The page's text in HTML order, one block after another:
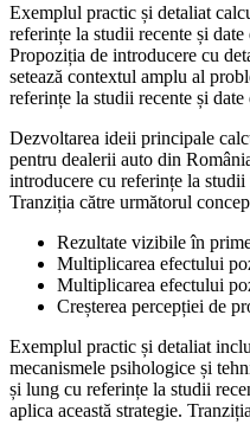
Exemplul practic și detaliat
referințe la studii recente și
Propoziția de introducere cu
setează contextul amplu al
referințe la studii recente și
Dezvoltarea ideii principale
pentru dealerii auto din
introducere cu referințe la
Tranziția către următorul
Rezultate vizibile în
Multiplicarea efectului
Multiplicarea efectului
Creșterea percepției de
Exemplul practic și detaliat
mecanismele psihologice și
și lung cu referințe la studii
aplica această strategie.